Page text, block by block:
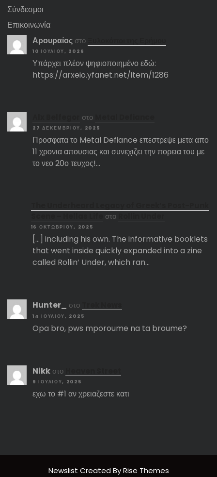
Σύνδεσμοι
Επικοινωνία
Αρουραίος στο
10 ΙΟΥΛΊΟΥ, 2026
Υπάρχει πλέον ψηφιοποιημένο εδώ:
https://arxeio.yfanet.net/item/1286
στο
27 ΔΕΚΕΜΒΡΊΟΥ, 2025
Προσφατα το Metal Defiance επεστρεψε μετα απο
11 χρονια απουσιας και συνεχιζει την πορεια του με
το νεο 20ο τευχος!…
στο
16 ΟΚΤΩΒΡΊΟΥ, 2025
[…] including his own. The informative booklets
that went inside quickly expanded into a zine
called Rollin’ Under, which ran…
Hunter_ στο
14 ΙΟΥΛΊΟΥ, 2025
Opa bro, pws mporoume na ta broume?
Nikk στο
9 ΙΟΥΛΊΟΥ, 2025
εχω το #1 αν χρειαζεστε κατι
Newslist Created ByRise Themes